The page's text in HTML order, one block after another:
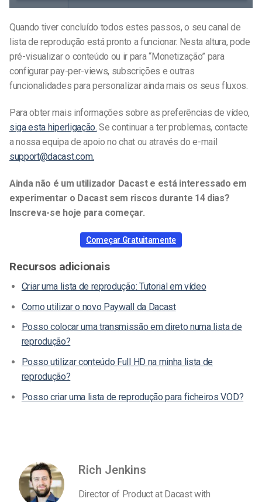
Quando tiver concluído todos estes passos, o seu canal de
lista de reprodução está pronto a funcionar. Nesta altura, pode
pré-visualizar o conteúdo ou ir para “Monetização” para
configurar pay-per-views, subscrições e outras
funcionalidades para personalizar ainda mais os seus fluxos.
Para obter mais informações sobre as preferências de vídeo,
siga esta hiperligação. Se continuar a ter problemas, contacte
a nossa equipa de apoio no chat ou através do e-mail
support@dacast.com.
Ainda não é um utilizador Dacast e está interessado em
experimentar o Dacast sem riscos durante 14 dias?
Inscreva-se hoje para começar.
Começar Gratuitamente
Recursos adicionais
Criar uma lista de reprodução: Tutorial em vídeo
Como utilizar o novo Paywall da Dacast
Posso colocar uma transmissão em direto numa lista de
reprodução?
Posso utilizar conteúdo Full HD na minha lista de
reprodução?
Posso criar uma lista de reprodução para ficheiros VOD?
Rich Jenkins
Director of Product at Dacast with